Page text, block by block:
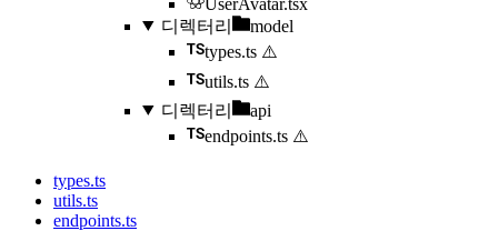
디렉터리
model
types.ts ⚠️
utils.ts ⚠️
디렉터리
api
endpoints.ts ⚠️
types.ts
utils.ts
endpoints.ts